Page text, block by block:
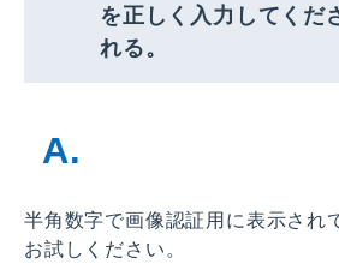
を正しく入力してくだ
れる。
半角数字で画像認証用に表示され
お試しください。